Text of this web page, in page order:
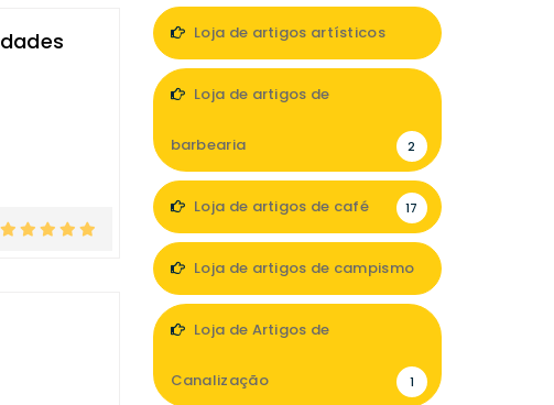
Loja de artigos artísticos
Loja de artigos de
barbearia 2
Loja de artigos de café 17
Loja de artigos de campismo
Loja de Artigos de
Canalização 1